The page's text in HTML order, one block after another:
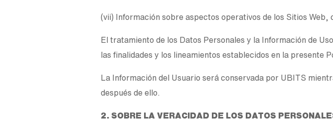
(vii) Información sobre aspectos operativos de los Sitios
El tratamiento de los Datos Personales y la Información de
las finalidades y los lineamientos establecidos en la presente
La Información del Usuario será conservada por UBITS
después de ello.
2. SOBRE LA VERACIDAD DE LOS DATOS